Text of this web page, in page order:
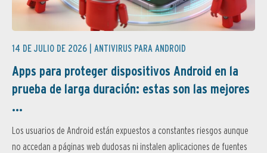
14 DE JULIO DE 2026 | ANTIVIRUS PARA ANDROID
Apps para proteger dispositivos Android en la
prueba de larga duración: estas son las mejores
...
Los usuarios de Android están expuestos a constantes riesgos aunque
no accedan a páginas web dudosas ni instalen aplicaciones de fuentes